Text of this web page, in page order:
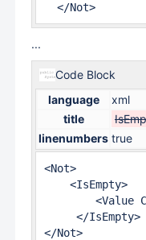
  </Not>
...
Code Block
language
xml
title
linenumbers true
<Not>
    <IsEmpty>
<Value
     </IsEmpty>
</Not>